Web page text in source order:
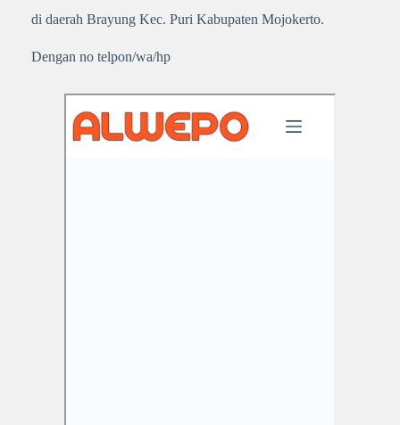
di daerah Brayung Kec. Puri Kabupaten Mojokerto.
Dengan no telpon/wa/hp